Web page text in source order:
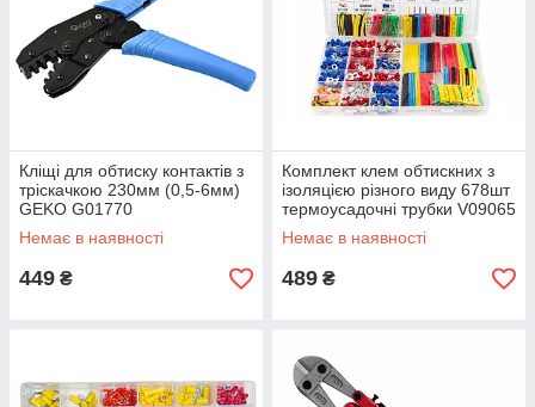
Кліщі для обтиску контактів з
тріскачкою 230мм (0,5-6мм)
GEKO G01770
Немає в наявності
449 ₴
Комплект клем обтискних з
ізоляцією різного виду 678шт
термоусадочні трубки V09065
Немає в наявності
489 ₴